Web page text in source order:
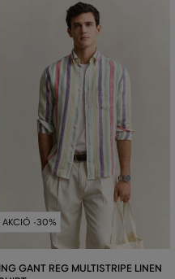
AKCIÓ -30%
ING GANT REG MULTISTRIPE LINEN